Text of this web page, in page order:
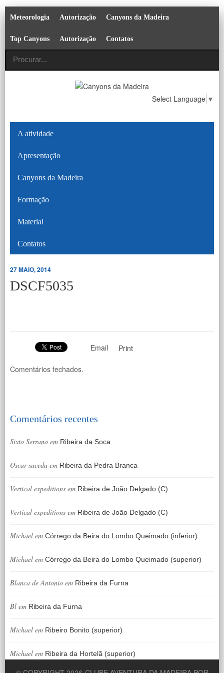
Meteorologia Autorização Canyons da Madeira
Top Canyons Autorização Contatos
Select Language ▼
A atividade
Apresentação
Canyons da Madeira
Formação
Material
Contatos
27 MAIO, 2014
DSCF5035
Email Print
Comentários fechados.
Comentários recentes
Sixto Serrano em Ribeira da Soca
Oscar saceda em Ribeira da Pedra Branca
Vertical expeditions em Ribeira de João Delgado (C)
Vertical expeditions em Ribeira de João Delgado (C)
Michael em Córrego da Beira do Lombo Queimado (inferior)
Michael em Córrego da Beira do Lombo Queimado (superior)
Blanca de Antonio em Ribeira da Furna
Bl em Ribeira da Furna
Michael em Ribeiro Bonito (superior)
Michael em Ribeira da Hortelã (superior)